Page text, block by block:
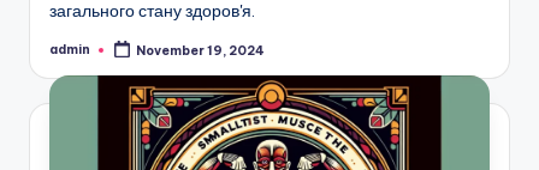
загального стану здоров'я.
Posted
admin November 19, 2024